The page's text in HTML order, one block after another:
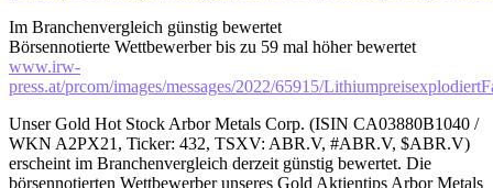
Im Branchenvergleich günstig bewertet
Börsennotierte Wettbewerber bis zu 59 mal höher bewertet
www.irw-
press.at/prcom/images/messages/2022/65915/
Unser Gold Hot Stock Arbor Metals Corp. (ISIN CA03880B1040 /
WKN A2PX21, Ticker: 432, TSXV: ABR.V, #ABR.V, $ABR.V)
erscheint im Branchenvergleich derzeit günstig bewertet. Die
börsennotierten Wettbewerber unseres Gold Aktientips Arbor Metals